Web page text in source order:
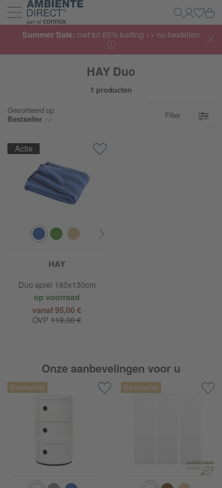
Home
Navigatie uit- en inklappen
Zoeken
Mijn
Summer Sale: met tot 65% korting >> nu bestellen
HAY Duo
1 producten
Gesorteerd op
Bestseller Filter
HAY
Duo sprei 180x130cm
op voorraad
vanaf 95,00 €
OVP119,00 €
Actie
Onze aanbevelingen voor u